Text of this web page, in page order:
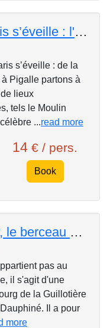
Minuit Paris s’éveille : l'histoire du Music-Hall
s’éveille : de la
Pigalle partons à
lieux
tels le Moulin
...read more
14 € / pers.
Book
Monplaisir, le berceau des innovations
pas au
il s'agit d'une
de la Guillotière
Il a pour
more